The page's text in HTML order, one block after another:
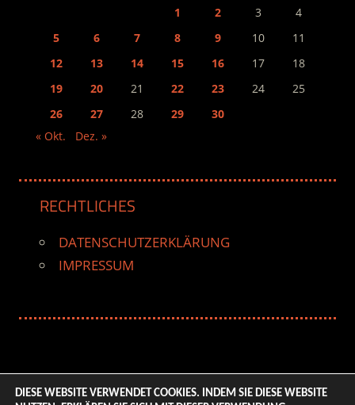
1
2 3
4
5
6 7 8 9 10
11
12
13 14 15 16 17
18
19
20 21 22 23 24
25
26
27 28 29
30
« Okt.
Dez. »
RECHTLICHES
DATENSCHUTZERKLÄRUNG
IMPRESSUM
DIESE WEBSITE VERWENDET COOKIES. INDEM SIE DIESE WEBSITE